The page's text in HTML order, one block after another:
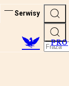
Serwisy
PRO